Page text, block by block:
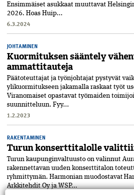
Ensimmäiset asukkaat muuttavat
2026. Hoas Huip...
6.3.2024
JOHTAMINEN
Kuormituksen sääntely
ammattitauteja
Päätoteuttajat ja työnjohtajat pystyvät
ylikuormitukseen jakamalla raskaat työt
Viranomaiset opastavat työmaiden
suunnitteluun. Fyy...
1.2.2023
RAKENTAMINEN
Turun konserttitalolle
Turun kaupunginvaltuusto on valinnut
rakennettavan uuden konserttitalon
ryhmittymän. Harmonian muodostavat
Arkkitehdit Oy ja WSP...